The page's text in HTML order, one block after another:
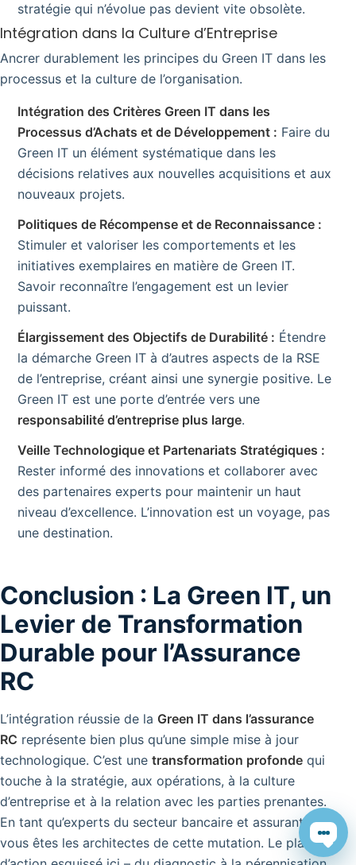
stratégie qui n’évolue pas devient vite obsolète.
Intégration dans la Culture d’Entreprise
Ancrer durablement les principes du Green IT dans les
processus et la culture de l’organisation.
Intégration des Critères Green IT dans les
Processus d’Achats et de Développement : Faire du
Green IT un élément systématique dans les
décisions relatives aux nouvelles acquisitions et aux
nouveaux projets.
Politiques de Récompense et de Reconnaissance :
Stimuler et valoriser les comportements et les
initiatives exemplaires en matière de Green IT.
Savoir reconnaître l’engagement est un levier
puissant.
Élargissement des Objectifs de Durabilité : Étendre
la démarche Green IT à d’autres aspects de la RSE
de l’entreprise, créant ainsi une synergie positive. Le
Green IT est une porte d’entrée vers une
responsabilité d’entreprise plus large.
Veille Technologique et Partenariats Stratégiques :
Rester informé des innovations et collaborer avec
des partenaires experts pour maintenir un haut
niveau d’excellence. L’innovation est un voyage, pas
une destination.
Conclusion : La Green IT, un
Levier de Transformation
Durable pour l’Assurance
RC
L’intégration réussie de la Green IT dans l’assurance
RC représente bien plus qu’une simple mise à jour
technologique. C’est une transformation profonde qui
touche à la stratégie, aux opérations, à la culture
d’entreprise et à la relation avec les parties prenantes.
En tant qu’experts du secteur bancaire et assurantiel,
vous êtes les architectes de cette mutation. Le plan
Chat